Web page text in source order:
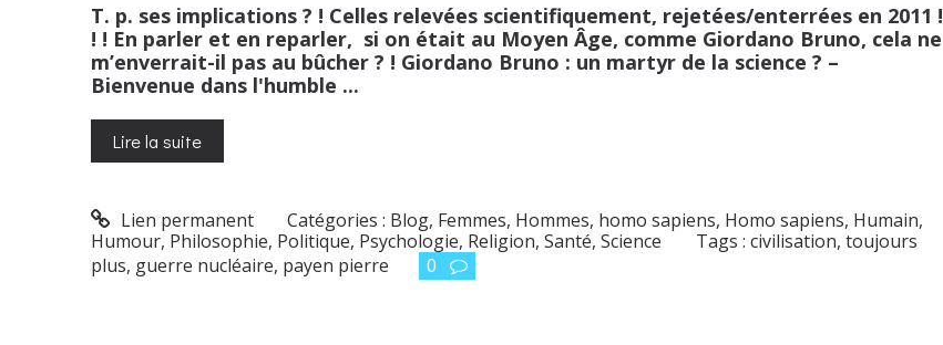
T. p. ses implications ? ! Celles relevées scientifiquement, rejetées/enterrées en 2011 !
! ! En parler et en reparler, si on était au Moyen Âge, comme Giordano Bruno, cela ne
m’enverrait-il pas au bûcher ? ! Giordano Bruno : un martyr de la science ? –
Bienvenue dans l'humble ...
Lire la suite
Lien permanent Catégories : Blog, Femmes, Hommes, homo sapiens, Homo sapiens, Humain,
Humour, Philosophie, Politique, Psychologie, Religion, Santé, Science Tags : civilisation, toujours
plus, guerre nucléaire, payen pierre 0